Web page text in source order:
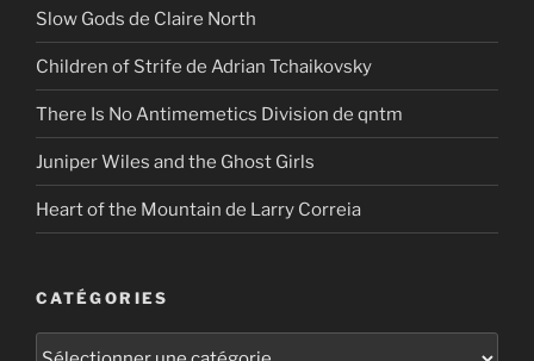
Slow Gods de Claire North
Children of Strife de Adrian Tchaikovsky
There Is No Antimemetics Division de qntm
Juniper Wiles and the Ghost Girls
Heart of the Mountain de Larry Correia
CATÉGORIES
Catégories